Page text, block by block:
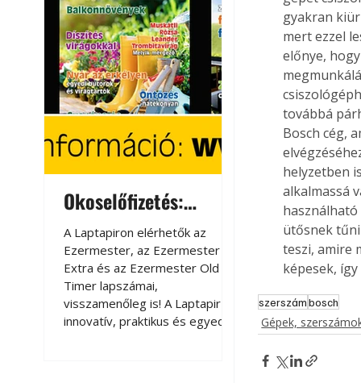
Okoselőfizetés:
Ezermester Extra
A Laptapiron elérhetők az
Ezermester, az Ezermester
Extra és az Ezermester Old
Timer lapszámai,
visszamenőleg is! A Laptapir új,
innovatív, praktikus és egyedi
Okoselőfizetés
A Laptapiron
Ezermester, az
Extra és az
visszamenőleg is! A
innovatív, praktikus
megoldás a
magazinok digitális
számítógépen,
gyakran
mert ezzel
előnye,
továbbá
Bosch cég,
helyzetben
alkalmassá
ütősnek
teszi, amire
képesek,
szerszámbosch
Gépek,